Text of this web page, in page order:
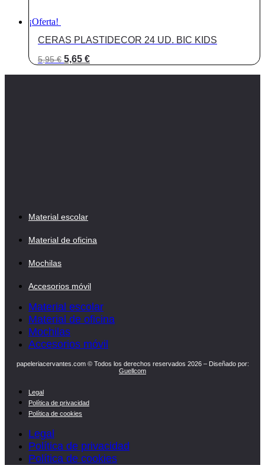
¡Oferta!
CERAS PLASTIDECOR 24 UD. BIC KIDS
5,95€ El
5,65 €El
Material escolar
Material de oficina
Mochilas
Accesorios móvil
Material escolar
Material de oficina
Mochilas
Accesorios móvil
papeleriacervantes.com © Todos los derechos reservados 2026 – Diseñado por:
Guellcom
Legal
Política de privacidad
Política de cookies
Legal
Política de privacidad
Política de cookies